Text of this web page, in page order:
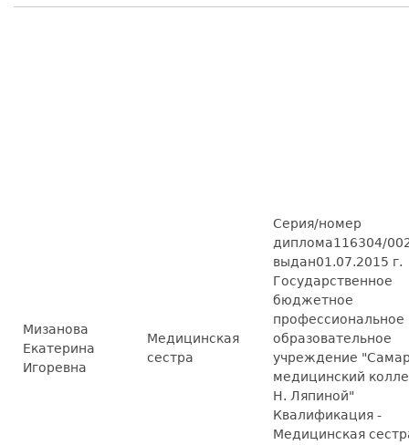
Мизанова
Екатерина
Игоревна
Медицинская
сестра
Серия/номер
диплома116304/
выдан01.07.2015 г.
Государственное
бюджетное
профессиональное
образовательное
учреждение
медицинский
Н. Ляпиной"
Квалификация -
Медицинская